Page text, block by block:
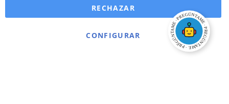
CONFIGURAR
RECHAZAR